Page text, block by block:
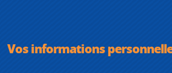
Vos informations